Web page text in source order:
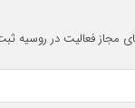
مجاز فعالیت در روسیه